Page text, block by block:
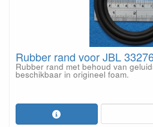
Rubber rand voor JBL
Rubber rand met behoud van
beschikbaar in origineel foam.